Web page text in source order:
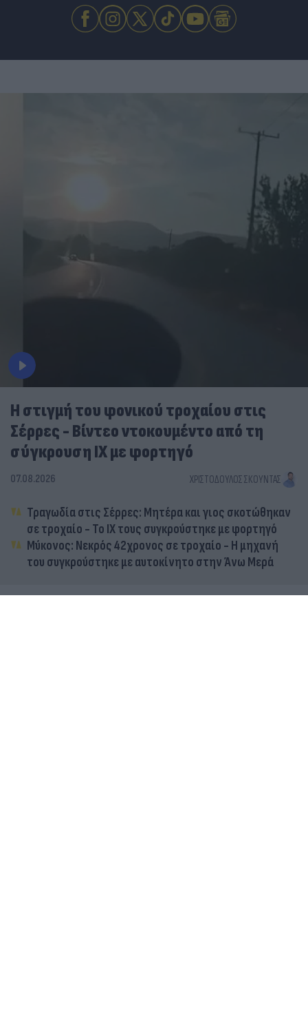
Η στιγμή του φονικού τροχαίου στις
Σέρρες - Βίντεο ντοκουμέντο από τη
σύγκρουση ΙΧ με φορτηγό
07.08.2026 ΧΡΙΣΤΌΔΟΥΛΟΣ ΣΚΟΎΝΤΑΣ
Τραγωδία στις Σέρρες: Μητέρα και γιος σκοτώθηκαν
σε τροχαίο - Το ΙΧ τους συγκρούστηκε με φορτηγό
Μύκονος: Νεκρός 42χρονος σε τροχαίο - Η μηχανή
του συγκρούστηκε με αυτοκίνητο στην Άνω Μερά